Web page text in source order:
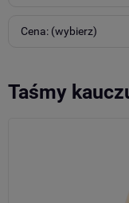
Cena: (wybierz)
Taśmy